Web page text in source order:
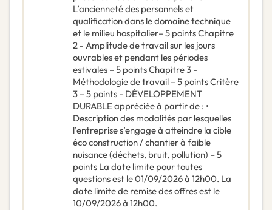
L’ancienneté des personnels et
qualification dans le domaine technique
et le milieu hospitalier– 5 points Chapitre
2 - Amplitude de travail sur les jours
ouvrables et pendant les périodes
estivales – 5 points Chapitre 3 -
Méthodologie de travail – 5 points Critère
3 – 5 points - DÉVELOPPEMENT
DURABLE appréciée à partir de : •
Description des modalités par lesquelles
l’entreprise s’engage à atteindre la cible
éco construction / chantier à faible
nuisance (déchets, bruit, pollution) – 5
points La date limite pour toutes
questions est le 01/09/2026 à 12h00. La
date limite de remise des offres est le
10/09/2026 à 12h00.